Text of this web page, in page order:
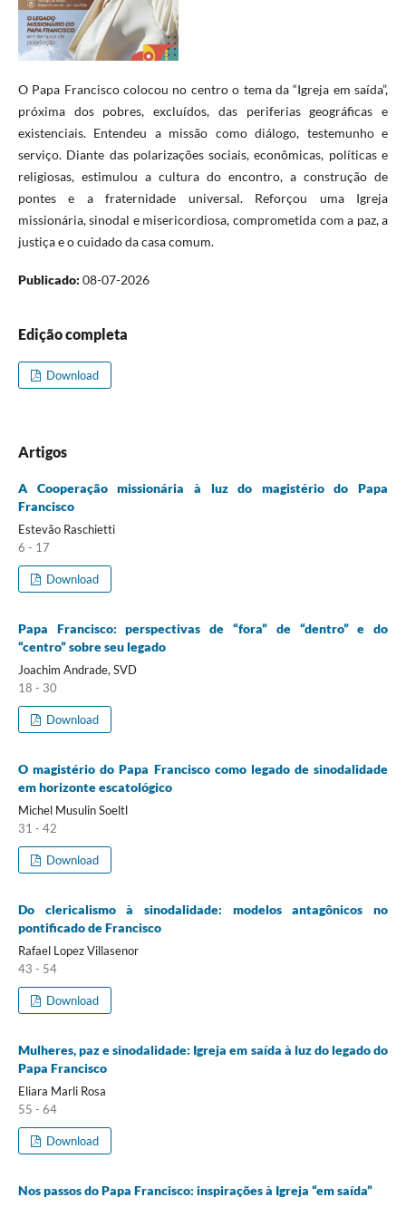
O Papa Francisco colocou no centro o tema da “Igreja em saída”,
próxima dos pobres, excluídos, das periferias geográficas e
existenciais. Entendeu a missão como diálogo, testemunho e
serviço. Diante das polarizações sociais, econômicas, políticas e
religiosas, estimulou a cultura do encontro, a construção de
pontes e a fraternidade universal. Reforçou uma Igreja
missionária, sinodal e misericordiosa, comprometida com a paz, a
justiça e o cuidado da casa comum.
Publicado: 08-07-2026
Edição completa
Download
Artigos
A Cooperação missionária à luz do magistério do Papa
Francisco
Estevão Raschietti
6 - 17
Download
Papa Francisco: perspectivas de “fora” de “dentro” e do
“centro” sobre seu legado
Joachim Andrade, SVD
18 - 30
Download
O magistério do Papa Francisco como legado de sinodalidade
em horizonte escatológico
Michel Musulin Soeltl
31 - 42
Download
Do clericalismo à sinodalidade: modelos antagônicos no
pontificado de Francisco
Rafael Lopez Villasenor
43 - 54
Download
Mulheres, paz e sinodalidade: Igreja em saída à luz do legado do
Papa Francisco
Eliara Marli Rosa
55 - 64
Download
Nos passos do Papa Francisco: inspirações à Igreja “em saída”